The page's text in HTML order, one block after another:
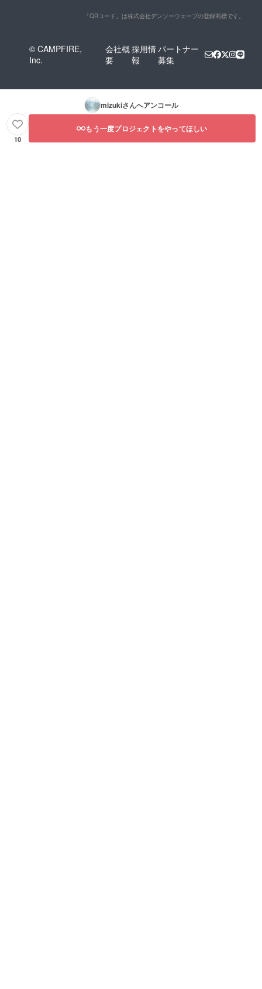
「QRコード」は株式会社デンソーウェーブの登録商標です。
© CAMPFIRE,
Inc.
会社概
要
採用情
報
パートナー
募集
mizukiさんへアンコール
10
もう一度プロジェクトをやってほしい